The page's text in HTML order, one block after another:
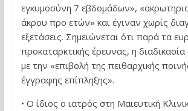
εγκυμοσύνη 7 εβδομάδων»,
άκρου προ ετών» και έγιναν χωρίς
εξετάσεις. Σημειώνεται ότι παρά τα
προκαταρκτικής έρευνας, η
με την «επιβολή της πειθαρχικής
έγγραφης επίπληξης».
• Ο ίδιος ο ιατρός στη Μαιευτική